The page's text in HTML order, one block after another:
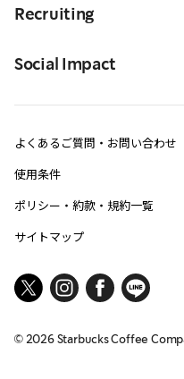
Recruiting
Social Impact
よくあるご質問・お問い合わせ
使用条件
ポリシー・約款・規約一覧
サイトマップ
© 2026Starbucks Coffee